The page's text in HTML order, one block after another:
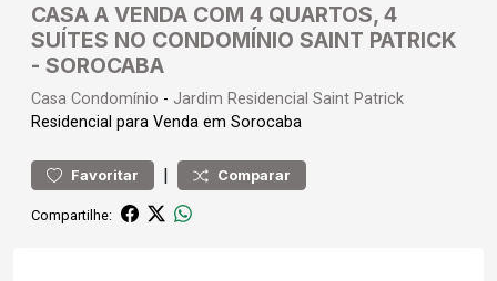
CASA A VENDA COM 4 QUARTOS, 4
SUÍTES NO CONDOMÍNIO SAINT PATRICK
- SOROCABA
Casa Condomínio - Jardim Residencial Saint Patrick
Residencial para Venda em Sorocaba
Favoritar | Comparar
Compartilhe: